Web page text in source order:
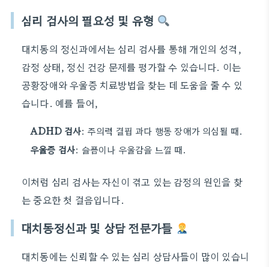
심리 검사의 필요성 및 유형
대치동의 정신과에서는 심리 검사를 통해 개인의 성격,
감정 상태, 정신 건강 문제를 평가할 수 있습니다. 이는
공황장애와 우울증 치료방법을 찾는 데 도움을 줄 수 있
습니다. 예를 들어,
ADHD 검사: 주의력 결핍 과다 행동 장애가 의심될 때.
우울증 검사: 슬픔이나 우울감을 느낄 때.
이처럼 심리 검사는 자신이 겪고 있는 감정의 원인을 찾
는 중요한 첫 걸음입니다.
대치동정신과 및 상담 전문가들
대치동에는 신뢰할 수 있는 심리 상담사들이 많이 있습니